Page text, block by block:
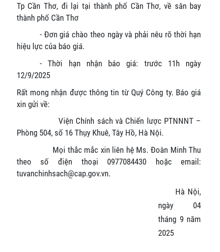
Tp Cần Thơ, đi lại tại thành phố Cần Thơ, về sân bay
thành phố Cần Thơ
- Đơn giá chào theo ngàyvà phải nêu rõ thời hạn
hiệu lực của báo giá.
- Thời hạn nhận báo giá: trước 11h ngày
12/9/2025
Rất mong nhận được thông tin từ Quý Công ty. Báo giá
xin gửi về:
Viện Chính sách và Chiến lược PTNNNT –
Phòng 504, số 16 Thụy Khuê, Tây Hồ, Hà Nội.
Mọi thắc mắc xin liên hệ Ms. Đoàn Minh Thu
theo số điện thoại 0977084430 hoặc email:
tuvanchinhsach@cap.gov.vn.
Hà Nội,
ngày 04
tháng 9 năm
2025